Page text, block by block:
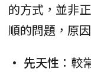
的方式，並非
順的問題，原
• 先天性 ：較